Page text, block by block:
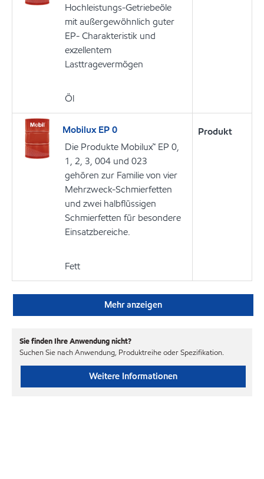
Hochleistungs-Getriebeöle
mit außergewöhnlich guter
EP- Charakteristik und
exzellentem
Lasttragevermögen
Öl
Mobilux EP 0
Die Produkte Mobilux™ EP 0,
1, 2, 3, 004 und 023
gehören zur Familie von vier
Mehrzweck-Schmierfetten
und zwei halbflüssigen
Schmierfetten für besondere
Einsatzbereiche.
Fett
Produkt
Mehr anzeigen
Sie finden Ihre Anwendung nicht?
Suchen Sie nach Anwendung, Produktreihe oder Spezifikation.
Weitere Informationen